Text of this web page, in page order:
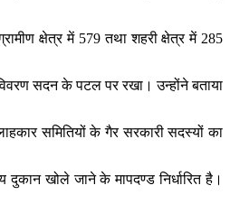
क्षेत्र में 579 तथा शहरी क्षेत्र में 285
सदन के पटल पर रखा। उन्होंने बताया
समितियों के गैर सरकारी सदस्‍यों का
दुकान खोले जाने के मापदण्‍ड निर्धारित है।